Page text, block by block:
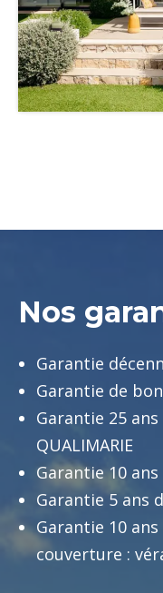
Nos
Garantie
Garantie de
Garantie 25
QUALIMARIE
Garantie 10
Garantie 5 ans
Garantie 10
couverture :